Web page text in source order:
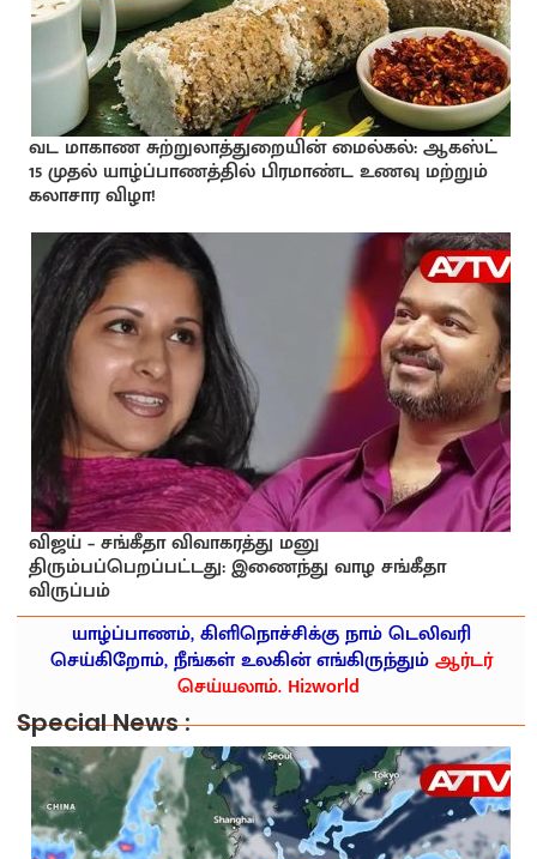
வட மாகாண சுற்றுலாத்துறையின் மைல்கல்: ஆகஸ்ட்
15 முதல் யாழ்ப்பாணத்தில் பிரமாண்ட உணவு மற்றும்
கலாசார விழா!
விஜய் – சங்கீதா விவாகரத்து மனு
திரும்பப்பெறப்பட்டது: இணைந்து வாழ சங்கீதா
விருப்பம்
யாழ்ப்பாணம், கிளிநொச்சிக்கு நாம் டெலிவரி
செய்கிறோம், நீங்கள் உலகின் எங்கிருந்தும்ஆர்டர்
செய்யலாம். Hi2world
Special News :